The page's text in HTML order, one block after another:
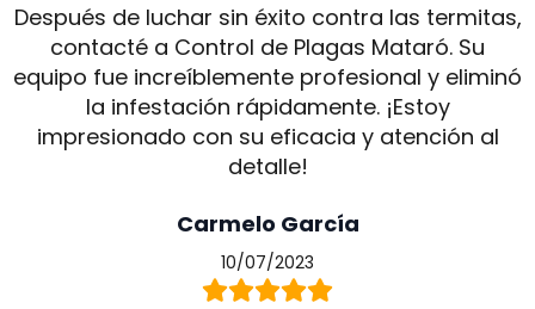
Después de luchar sin éxito contra las termitas,
contacté a Control de Plagas Mataró. Su
equipo fue increíblemente profesional y eliminó
la infestación rápidamente. ¡Estoy
impresionado con su eficacia y atención al
detalle!
Carmelo García
10/07/2023